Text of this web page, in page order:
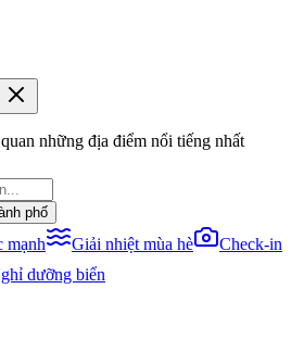
những địa điểm nổi tiếng nhất
phố
mạnh Giải nhiệt mùa hè
Check-in
dưỡng biển